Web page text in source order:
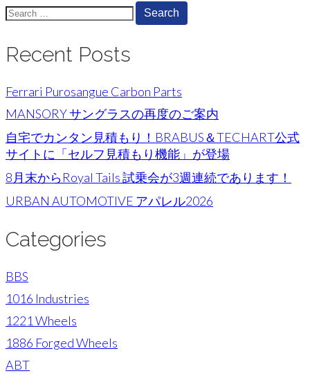
Search
for:
Recent Posts
Ferrari Purosangue Carbon Parts
MANSORY サングラスの再度のご案内
自宅でカンタン見積もり！BRABUS＆TECHART公式
サイトに「セルフ見積もり機能」が登場
8月末からRoyal Tails 試乗会が3週連続であります！
URBAN AUTOMOTIVE アパレル2026
Categories
BBS
1016 Industries
1221 Wheels
1886 Forged Wheels
ABT